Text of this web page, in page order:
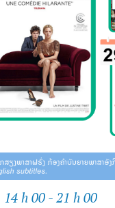
14 h 00 - 21 h 00